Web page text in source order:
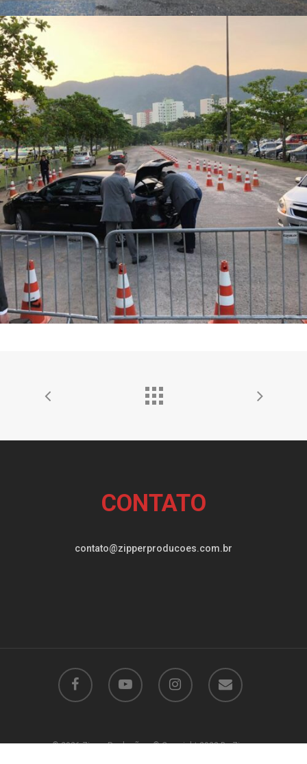
CONTATO
contato@zipperproducoes.com.br
© 2026 Zipper Produções. © Copyright 2022 By Zipper